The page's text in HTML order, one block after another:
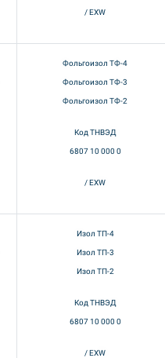
/ EXW
Фольгоизол ТФ-4
Фольгоизол ТФ-3
Фольгоизол ТФ-2
Код ТНВЭД
6807 10 000 0
/ EXW
Изол ТП-4
Изол ТП-3
Изол ТП-2
Код ТНВЭД
6807 10 000 0
/ EXW